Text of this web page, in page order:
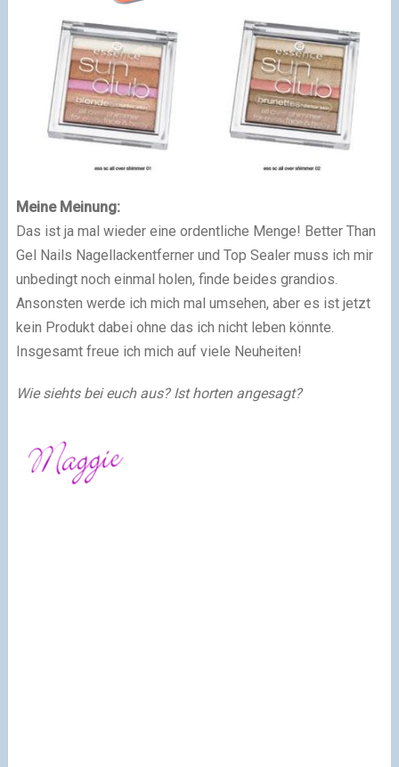
Meine Meinung:
Das ist ja mal wieder eine ordentliche Menge! Better Than
Gel Nails Nagellackentferner und Top Sealer muss ich mir
unbedingt noch einmal holen, finde beides grandios.
Ansonsten werde ich mich mal umsehen, aber es ist jetzt
kein Produkt dabei ohne das ich nicht leben könnte.
Insgesamt freue ich mich auf viele Neuheiten!
Wie siehts bei euch aus? Ist horten angesagt?